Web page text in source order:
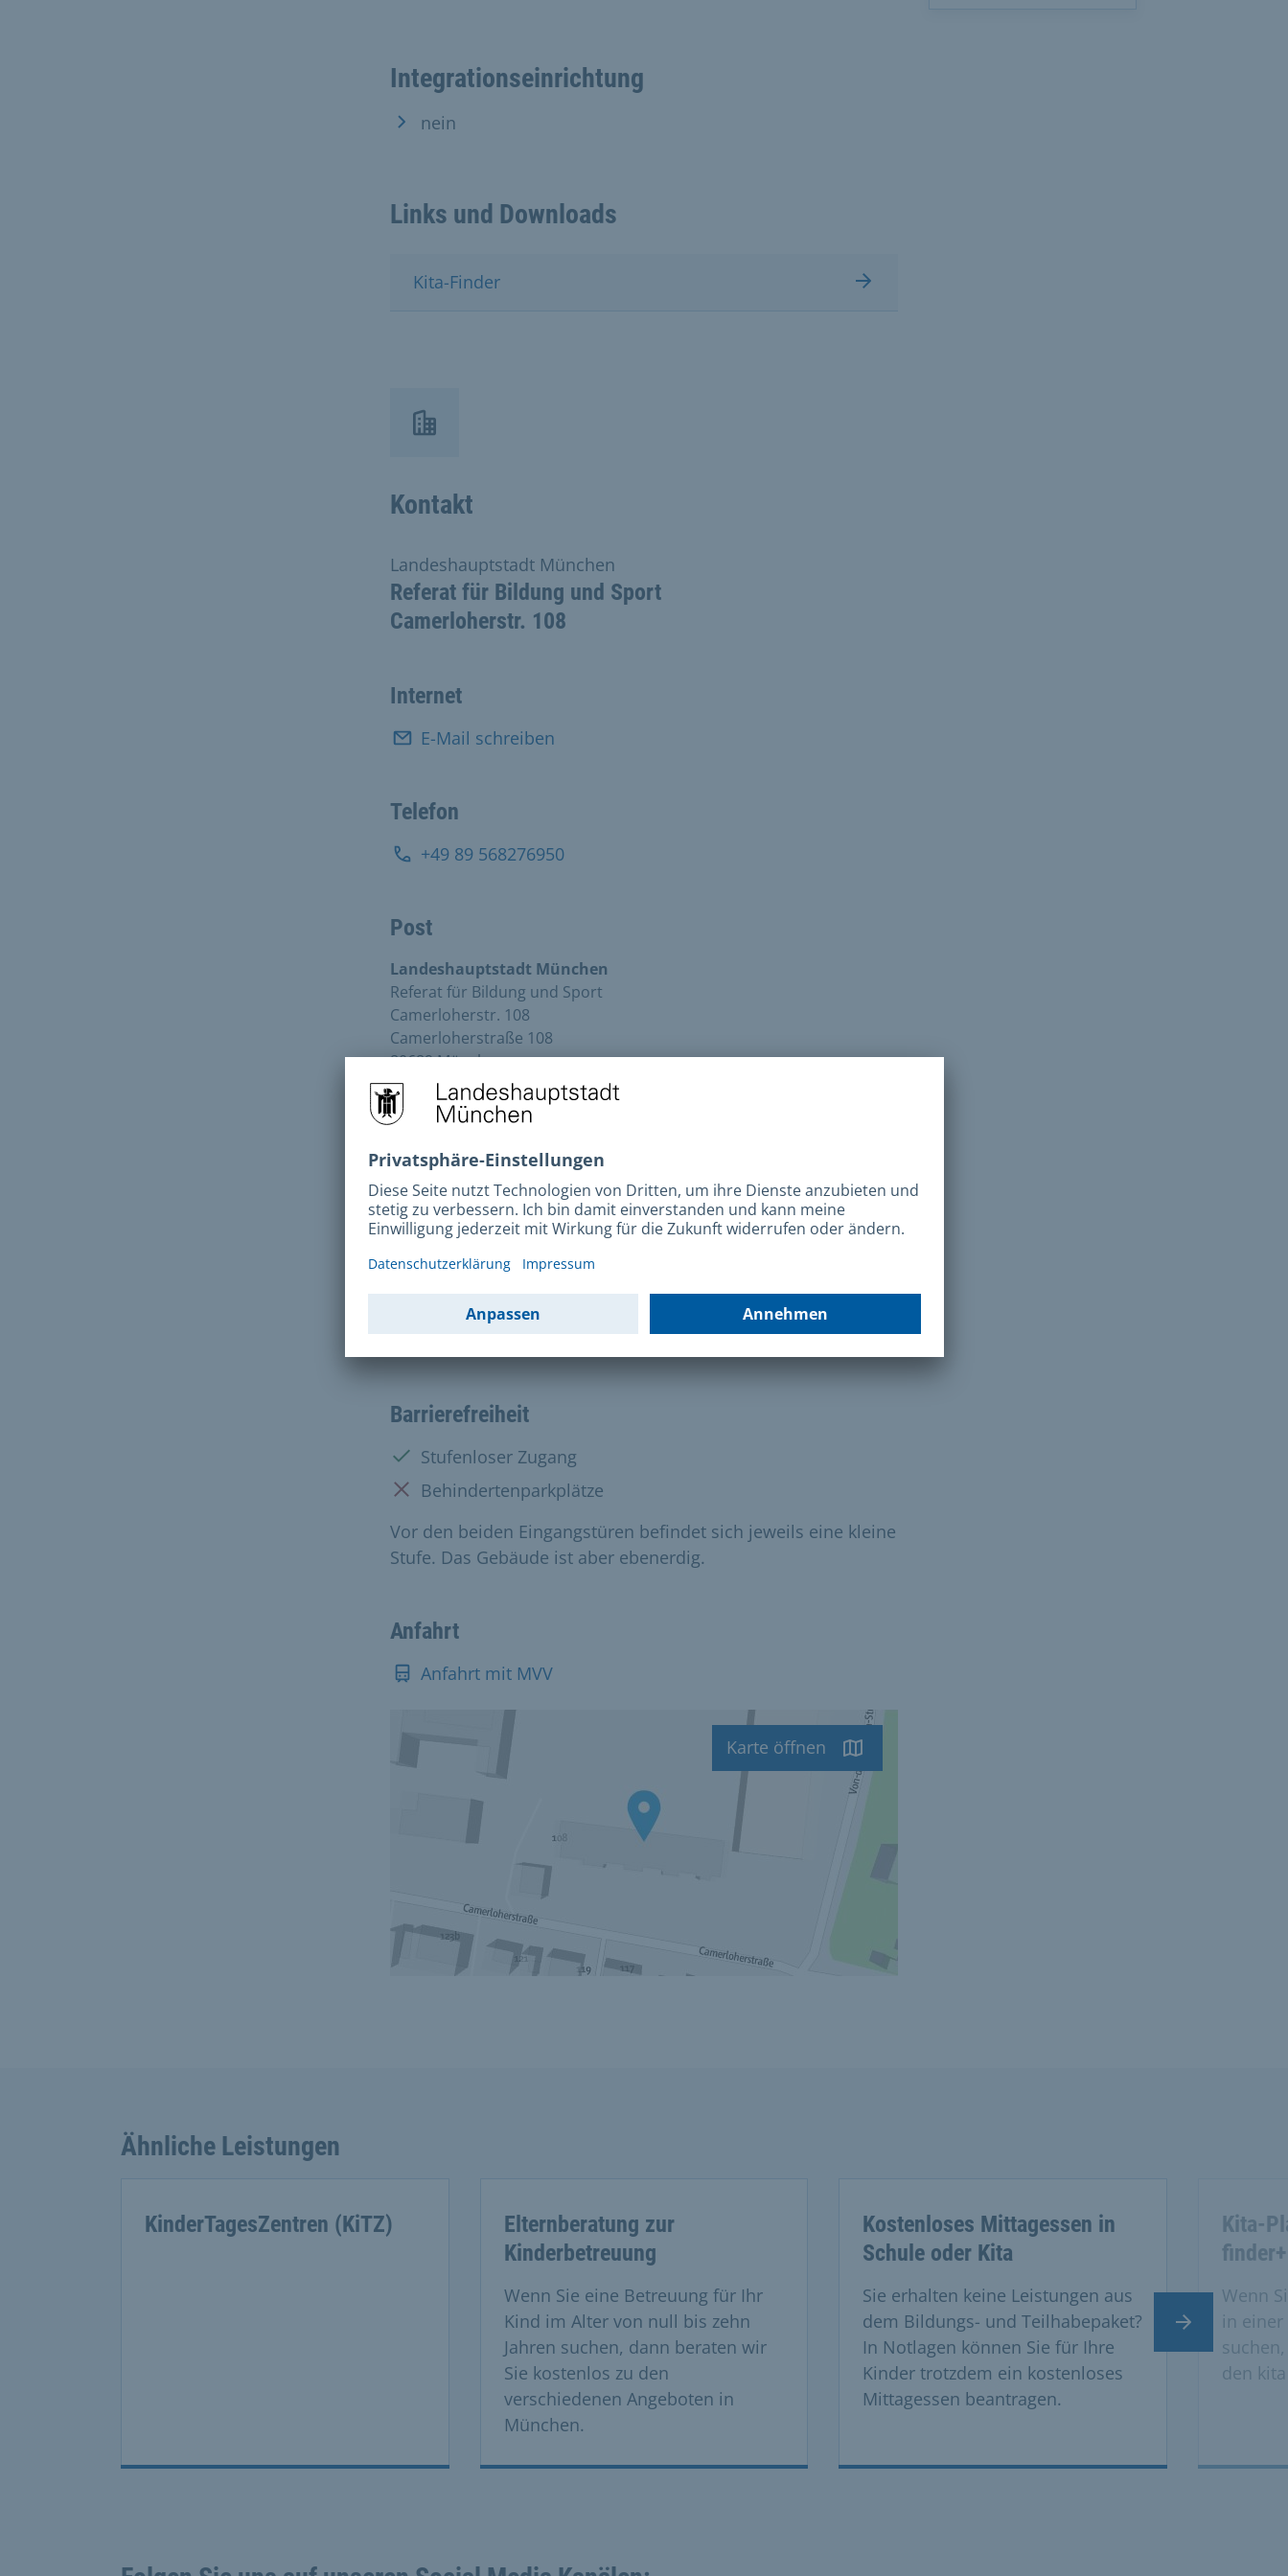
Integrationseinrichtung
nein
Links und Downloads
Kita-Finder
Kontakt
Referat für Bildung und Sport
Camerloherstr. 108
Landeshauptstadt München
Internet
E-Mail schreiben
Telefon
+49 89 568276950
Post
Landeshauptstadt München
Referat für Bildung und Sport
Camerloherstr. 108
Camerloherstraße 108
80689 München
Fax:
+49 89 568276944
Adresse
Camerloherstraße 108
80689 München
Hort:
Mo.-Do. 11:00-17:30 Uhr und Fr. 11:00-16:00 Uhr
Kindergarten:
Barrierefreiheit
Vorhanden:
Stufenloser Zugang
Nicht vorhanden:
Behindertenparkplätze
Vor den beiden Eingangstüren befindet sich jeweils eine kleine
Stufe. Das Gebäude ist aber ebenerdig.
Anfahrt
Anfahrt mit MVV
Karte öffnen
Ähnliche Leistungen
KinderTagesZentren (KiTZ)
Elternberatung zur
Kinderbetreuung
Wenn Sie eine Betreuung für Ihr
Kind im Alter von null bis zehn
Jahren suchen, dann beraten wir
Sie kostenlos zu den
verschiedenen Angeboten in
München.
Kostenloses Mittagessen in
Schule oder Kita
Sie erhalten keine Leistungen aus
dem Bildungs- und Teilhabepaket?
In Notlagen können Sie für Ihre
Kinder trotzdem ein kostenloses
Mittagessen beantragen.
Kita-
finder+
Wenn
in
den
Nächster Slide